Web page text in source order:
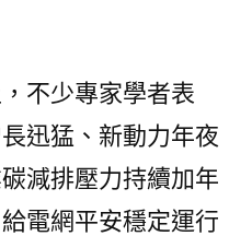
不少專家學者表
迅猛、新動力年夜
減排壓力持續加年
電網平安穩定運行